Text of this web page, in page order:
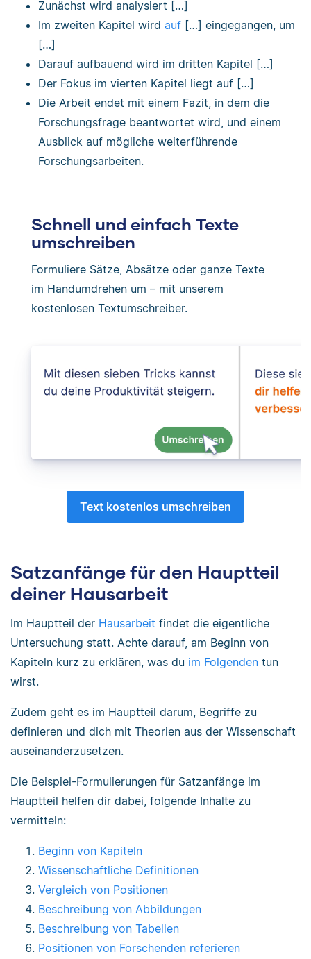
Zunächst wird analysiert […]
Im zweiten Kapitel wird auf […] eingegangen, um
[…]
Darauf aufbauend wird im dritten Kapitel […]
Der Fokus im vierten Kapitel liegt auf […]
Die Arbeit endet mit einem Fazit, in dem die
Forschungsfrage beantwortet wird, und einem
Ausblick auf mögliche weiterführende
Forschungsarbeiten.
Schnell und einfach Texte
umschreiben
Formuliere Sätze, Absätze oder ganze Texte
im Handumdrehen um – mit unserem
kostenlosen Textumschreiber.
Text kostenlos umschreiben
Satzanfänge für den Hauptteil
deiner Hausarbeit
Im Hauptteil der Hausarbeit findet die eigentliche
Untersuchung statt. Achte darauf, am Beginn von
Kapiteln kurz zu erklären, was du im Folgenden tun
wirst.
Zudem geht es im Hauptteil darum, Begriffe zu
definieren und dich mit Theorien aus der Wissenschaft
auseinanderzusetzen.
Die Beispiel-Formulierungen für Satzanfänge im
Hauptteil helfen dir dabei, folgende Inhalte zu
vermitteln:
Beginn von Kapiteln
Wissenschaftliche Definitionen
Vergleich von Positionen
Beschreibung von Abbildungen
Beschreibung von Tabellen
Positionen von Forschenden referieren